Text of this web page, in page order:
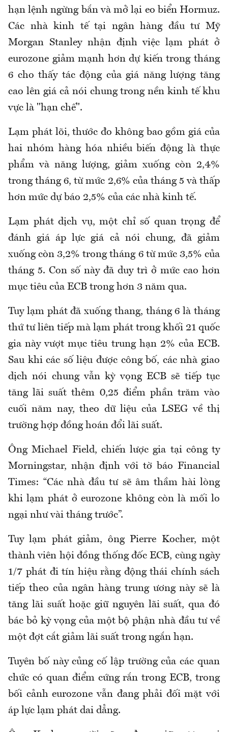
hạn lệnh ngừng bắn và mở lại eo biển Hormuz.
Các nhà kinh tế tại ngân hàng đầu tư Mỹ
Morgan Stanley nhận định việc lạm phát ở
eurozone giảm mạnh hơn dự kiến trong tháng
6 cho thấy tác động của giá năng lượng tăng
cao lên giá cả nói chung trong nền kinh tế khu
vực là "hạn chế".
Lạm phát lõi, thước đo không bao gồm giá của
hai nhóm hàng hóa nhiều biến động là thực
phẩm và năng lượng, giảm xuống còn 2,4%
trong tháng 6, từ mức 2,6% của tháng 5 và thấp
hơn mức dự báo 2,5% của các nhà kinh tế.
Lạm phát dịch vụ, một chỉ số quan trọng để
đánh giá áp lực giá cả nói chung, đã giảm
xuống còn 3,2% trong tháng 6 từ mức 3,5% của
tháng 5. Con số này đã duy trì ở mức cao hơn
mục tiêu của ECB trong hơn 3 năm qua.
Tuy lạm phát đã xuống thang, tháng 6 là tháng
thứ tư liên tiếp mà lạm phát trong khối 21 quốc
gia này vượt mục tiêu trung hạn 2% của ECB.
Sau khi các số liệu được công bố, các nhà giao
dịch nói chung vẫn kỳ vọng ECB sẽ tiếp tục
tăng lãi suất thêm 0,25 điểm phần trăm vào
cuối năm nay, theo dữ liệu của LSEG về thị
trường hợp đồng hoán đổi lãi suất.
Ông Michael Field, chiến lược gia tại công ty
Morningstar, nhận định với tờ báo Financial
Times: “Các nhà đầu tư sẽ âm thầm hài lòng
khi lạm phát ở eurozone không còn là mối lo
ngại như vài tháng trước”.
Tuy lạm phát giảm, ông Pierre Kocher, một
thành viên hội đồng thống đốc ECB, cùng ngày
1/7 phát đi tín hiệu rằng động thái chính sách
tiếp theo của ngân hàng trung ương này sẽ là
tăng lãi suất hoặc giữ nguyên lãi suất, qua đó
bác bỏ kỳ vọng của một bộ phận nhà đầu tư về
một đợt cắt giảm lãi suất trong ngắn hạn.
Tuyên bố này củng cố lập trường của các quan
chức có quan điểm cứng rắn trong ECB, trong
bối cảnh eurozone vẫn đang phải đối mặt với
áp lực lạm phát dai dẳng.